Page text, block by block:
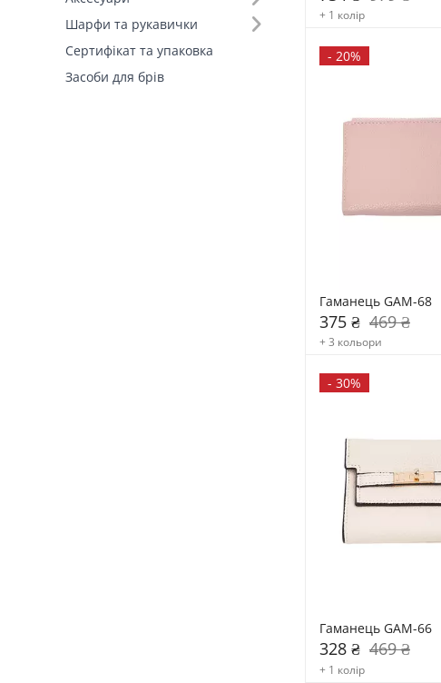
Шарфи та рукавички
Сертифікат та упаковка
Засоби для брів
+ 1 колір
- 20%
Гаманець GAM-68
375 ₴ 469 ₴
+ 3 кольори
- 30%
Гаманець GAM-66
328 ₴ 469 ₴
+ 1 колір